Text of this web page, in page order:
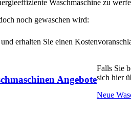
Waschmaschine zu
noch gewaschen wird:
erhalten Sie einen
Angebote
Falls Sie
sich hier
Neue